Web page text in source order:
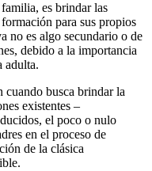
es brindar las
para sus propios
no es algo secundario o de
debido a la importancia
adulta.
busca brindar la
existentes –
el poco o nulo
en el proceso de
de la clásica